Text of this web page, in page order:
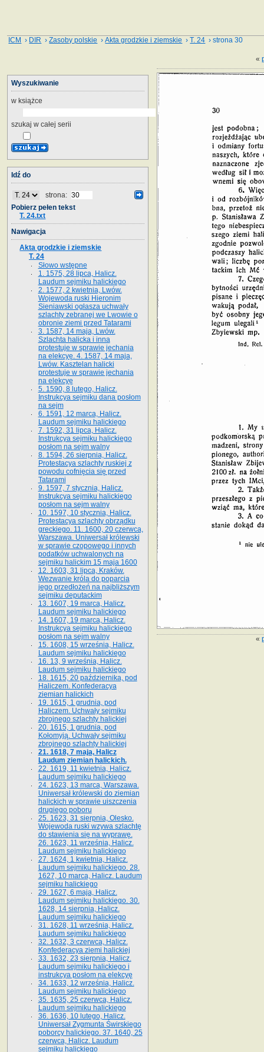
ICM › DIR ›Zasoby polskie ›Akta grodzkie i ziemskie ›T. 24 › strona 30
«
«
Wyszukiwanie
w książce
szukaj w całej serii
Idź do
strona:
Pobierz pełen tekst
T. 24.txt
Nawigacja
Akta grodzkie i ziemskie
T. 24
Słowo wstępne
1. 1575, 28 lipca, Halicz.
Laudum sejmiku halickiego
2. 1577, 2 kwietnia, Lwów.
Wojewoda ruski Hieronim
Sieniawski ogłasza uchwały
szlachty zebranej we Lwowie o
obronie ziemi przed Tatarami
3. 1587, 14 maja, Lwów.
Szlachta halicka i inna
protestuje w sprawie jechania
na elekcyę. 4. 1587, 14 maja,
Lwów. Kasztelan halicki
protestuje w sprawie jechania
na elekcyę
5. 1590, 8 lutego, Halicz.
Instrukcya sejmiku dana posłom
na sejm
6. 1591, 12 marca, Halicz.
Laudum sejmiku halickiego
7. 1592, 31 lipca, Halicz.
Instrukcya sejmiku halickiego
posłom na sejm walny
8. 1594, 26 sierpnia, Halicz.
Protestacya szlachty ruskiej z
powodu cofnięcia się przed
Tatarami
9. 1597, 7 stycznia, Halicz.
Instrukcya sejmiku halickiego
posłom na sejm walny
10. 1597, 10 stycznia, Halicz.
Protestacya szlachty obrządku
greckiego. 11. 1600, 20 czerwca,
Warszawa. Uniwersał królewski
w sprawie czopowego i innych
podatków uchwalonych na
sejmiku halickim 15 maja 1600
12. 1603, 31 lipca, Kraków.
Wezwanie króla do poparcia
jego przedłożeń na najbliższym
sejmiku deputackim
13. 1607, 19 marca, Halicz.
Laudum sejmiku halickiego
14. 1607, 19 marca, Halicz.
Instrukcya sejmiku halickiego
posłom na sejm walny
15. 1608, 15 września, Halicz.
Laudum sejmiku halickiego
16. 13, 9 września, Halicz.
Laudum sejmiku halickiego
18. 1615, 20 października, pod
Haliczem. Konfederacya
ziemian halickich
19. 1615, 1 grudnia, pod
Haliczem. Uchwały sejmiku
zbrojnego szlachty halickiej
20. 1615, 1 grudnia, pod
Kołomyją. Uchwały sejmiku
zbrojnego szlachty halickiej
21. 1618, 7 maja, Halicz
Laudum ziemian halickich.
22. 1619, 11 kwietnia, Halicz.
Laudum sejmiku halickiego
24. 1623, 13 marca, Warszawa.
Uniwersał królewski do ziemian
halickich w sprawie uiszczenia
drugiego poboru
25. 1623, 31 sierpnia, Olesko.
Wojewoda ruski wzywa szlachtę
do stawienia się na wyprawę.
26. 1623, 11 września, Halicz.
Laudum sejmiku halickiego
27. 1624, 1 kwietnia, Halicz.
Laudum sejmiku halickiego. 28.
1627, 10 marca, Halicz. Laudum
sejmiku halickiego
29. 1627, 6 maja, Halicz.
Laudum sejmiku halickiego. 30.
1628, 14 sierpnia, Halicz.
Laudum sejmiku halickiego
31. 1628, 11 września, Halicz.
Laudum sejmiku halickiego
32. 1632, 3 czerwca, Halicz.
Konfederacya ziemi halickiej
33. 1632, 23 sierpnia, Halicz.
Laudum sejmiku halickiego i
instrukcya posłom na elekcyę
34. 1633, 12 września, Halicz.
Laudum sejmiku halickiego
35. 1635, 25 czerwca, Halicz.
Laudum sejmiku halickiego
36. 1636, 10 lutego, Halicz.
Uniwersał Zygmunta Świrskiego
poborcy halickiego. 37. 1640, 25
czerwca, Halicz. Laudum
sejmiku halickiego